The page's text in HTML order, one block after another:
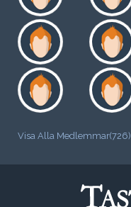
Visa Alla Medlemmar(726)